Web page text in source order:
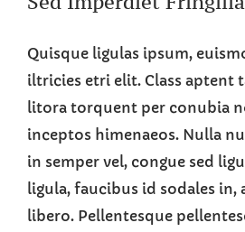
Quisque ligulas ipsum,
iltricies etri elit. Class aptent
litora torquent per conubia
inceptos himenaeos. Nulla
in semper vel, congue sed
ligula, faucibus id sodales
libero. Pellentesque